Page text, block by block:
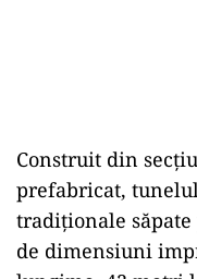
Construit din
prefabricat,
tradiționale
de dimensiuni